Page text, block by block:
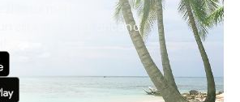
un click distanță, oricând